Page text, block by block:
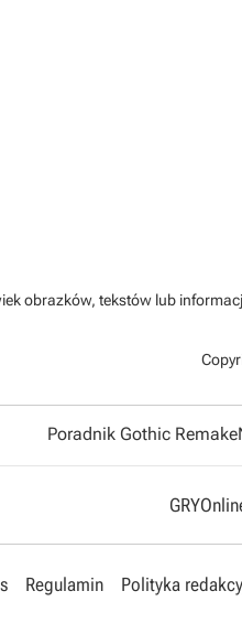
obrazków, tekstów lub
Poradnik Gothic Remake
Regulamin Polityka